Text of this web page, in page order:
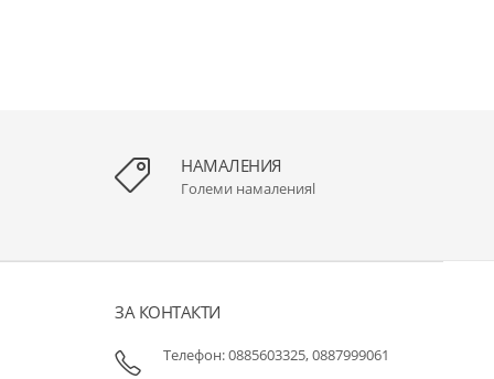
НАМАЛЕНИЯ
Големи намаленияl
ЗА КОНТАКТИ
Телефон: 0885603325, 0887999061